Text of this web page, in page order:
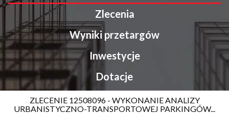
Zlecenia
Wyniki przetargów
Inwestycje
Dotacje
ZLECENIE 12508096 - WYKONANIE ANALIZY
URBANISTYCZNO-TRANSPORTOWEJ PARKINGÓW...